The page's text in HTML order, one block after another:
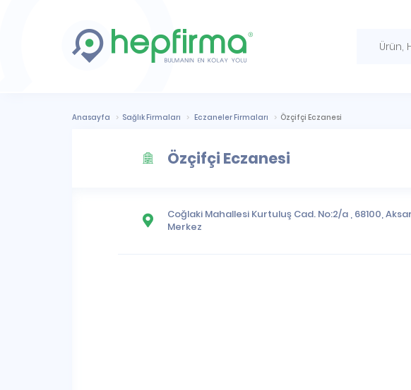
Anasayfa Sağlık Firmaları Eczaneler Firmaları Özçifçi Eczanesi
Özçifçi Eczanesi
Coğlaki Mahallesi Kurtuluş Cad. No:2/a , 68100,
Merkez